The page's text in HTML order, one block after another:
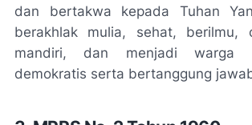
dan bertakwa kepada Tuhan
berakhlak mulia, sehat, berilmu,
mandiri, dan menjadi warga
demokratis serta bertanggung